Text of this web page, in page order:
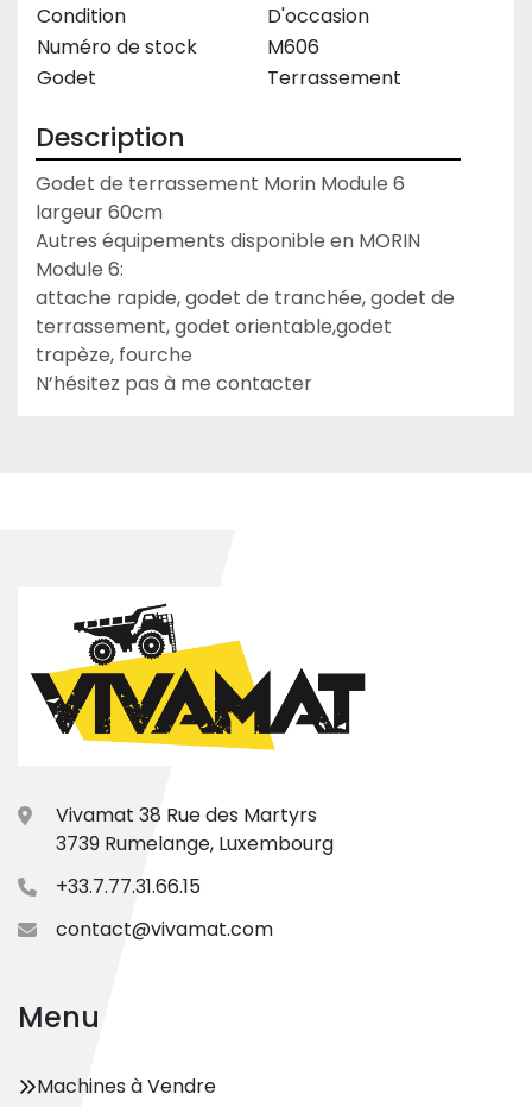
Condition
D'occasion
Numéro de stock
M606
Godet
Terrassement
Description
Godet de terrassement Morin Module 6
largeur 60cm
Autres équipements disponible en MORIN
Module 6:
attache rapide, godet de tranchée, godet de
terrassement, godet orientable,godet
trapèze, fourche
N’hésitez pas à me contacter
Vivamat 38 Rue des Martyrs
3739 Rumelange, Luxembourg
+33.7.77.31.66.15
contact@vivamat.com
Menu
Machines à Vendre